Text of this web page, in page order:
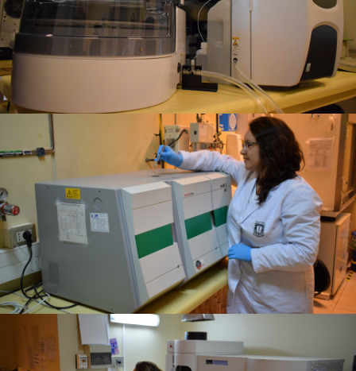
Analizador TOC
Ignacia Espinoza